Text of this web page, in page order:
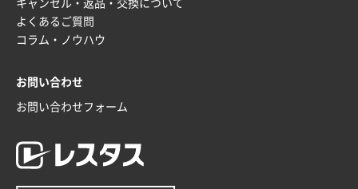
埼玉県G社様
ラミネート紙袋 規格L4サイズ(B4対応)
2025年12月04日 17:34
兵庫県のお客様
2025年12月02日 23:00
ロゴが入れられること
キャンセル・返品・交換について
よくあるご質問
コラム・ノウハウ
お問い合わせ
お問い合わせフォーム